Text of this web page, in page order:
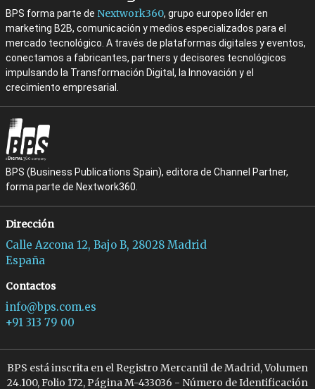
BPS forma parte de Nextwork360, grupo europeo líder en
marketing B2B, comunicación y medios especializados para el
mercado tecnológico. A través de plataformas digitales y eventos,
conectamos a fabricantes, partners y decisores tecnológicos
impulsando la Transformación Digital, la Innovación y el
crecimiento empresarial.
BPS (Business Publications Spain), editora de Channel Partner,
forma parte de Nextwork360.
Dirección
Calle Azcona 12, Bajo B, 28028 Madrid
España
Contactos
info@bps.com.es
+91 313 79 00
BPS está inscrita en el Registro Mercantil de Madrid, Volumen
24.100, Folio 172, Página M-433036 - Número de Identificación